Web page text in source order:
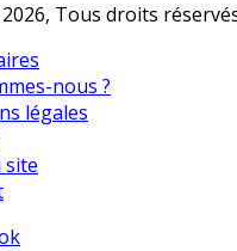
Tous droits
nous ?
légales
site